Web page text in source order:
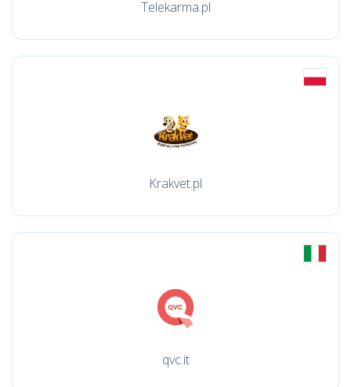
Telekarma.pl
Krakvet.pl
qvc.it